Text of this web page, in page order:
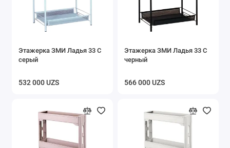
Этажерка ЗМИ Ладья 33 С
серый
532 000 UZS
Этажерка ЗМИ Ладья 33 С
черный
566 000 UZS